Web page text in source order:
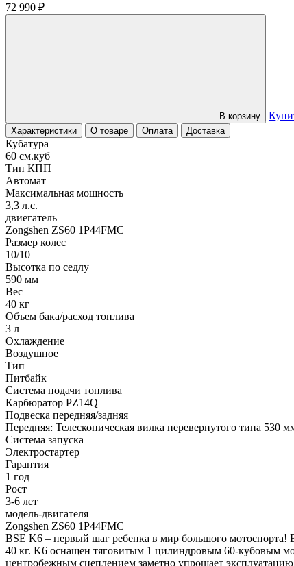
72 990 ₽
В корзину
Характеристики О товаре Оплата Доставка
Кубатура
60 см.куб
Тип КПП
Автомат
Максимальная мощность
3,3 л.с.
двиегатель
Zongshen ZS60 1P44FMC
Размер колес
10/10
Высотка по седлу
590 мм
Вес
40 кг
Объем бака/расход топлива
3 л
Охлаждение
Воздушное
Тип
Питбайк
Система подачи топлива
Карбюратор PZ14Q
Подвеска передняя/задняя
Передняя: Телескопическая вилка перевернутого типа 530
Система запуска
Электростартер
Гарантия
1 год
Рост
3-6 лет
модель-двигателя
Zongshen ZS60 1P44FMC
BSE K6 – первый шаг ребенка в мир большого мотоспорта!
40 кг. K6 оснащен тяговитым 1 цилиндровым 60-кубовым
центробежным сцеплением заметно упрощает